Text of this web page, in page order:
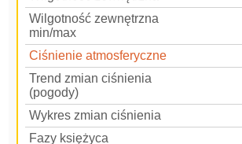
Wilgotność zewnętrzna
min/max
Ciśnienie atmosferyczne
Trend zmian ciśnienia
(pogody)
Wykres zmian ciśnienia
Fazy księżyca